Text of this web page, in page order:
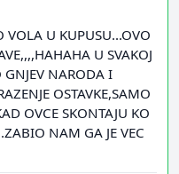
VOLA U KUPUSU...OVO
U SVAKOJ
NARODA I
OSTAVKE,SAMO
OVCE SKONTAJU KO
NAM GA JE VEC